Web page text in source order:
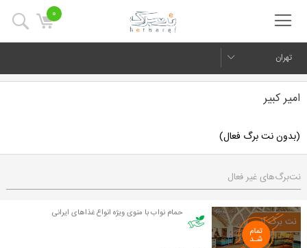
0
تهران
امیر کبیر
(بدون نت برگ فعال)
نت‌برگ‌های غیر فعال
حمام نواب با منوی ویژه انواع غذاهای ایرانی